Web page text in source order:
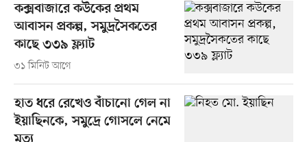
কক্সবাজারে কউকের প্রথম
আবাসন প্রকল্প, সমুদ্রসৈকতের
কাছে ৩৩৯ ফ্ল্যাট
৩১ মিনিট আগে
হাত ধরে রেখেও বাঁচানো গেল না
ইয়াছিনকে, সমুদ্রে গোসলে নেমে